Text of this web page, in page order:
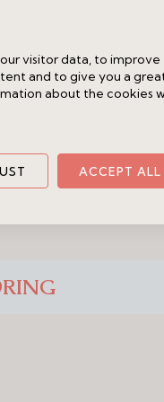
av Danderyds
personlighet.
boende
visitor data, to improve
and to give you a
about the cookies
ACCEPT ALL